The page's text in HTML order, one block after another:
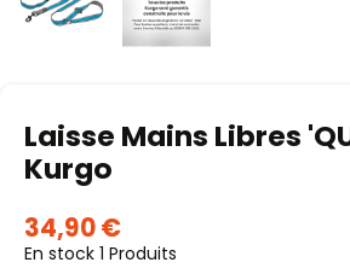
Laisse Mains Libres
Kurgo
34,90 €
En stock 1 Produits